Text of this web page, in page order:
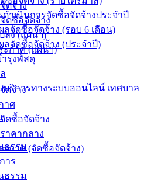
ดำเนินการจัดซื้อจัดจ้างประจำปี
ลจัดซื้อจัดจ้าง (รอบ 6 เดือน)
ลจัดซื้อจัดจ้าง (ประจำปี)
รุงพัสดุ
บริการทางระบบออนไลน์ เทศบาล
ธรรม
าร
ธรรม
ดจ้าง
ดซื้อจัดจ้าง
ลง (แผนฯ)
ะกาศ (แผนฯ)
ดจ้าง
าศ
ดซื้อจัดจ้าง
าคากลาง
ะกาศ (จัดซื้อจัดจ้าง)